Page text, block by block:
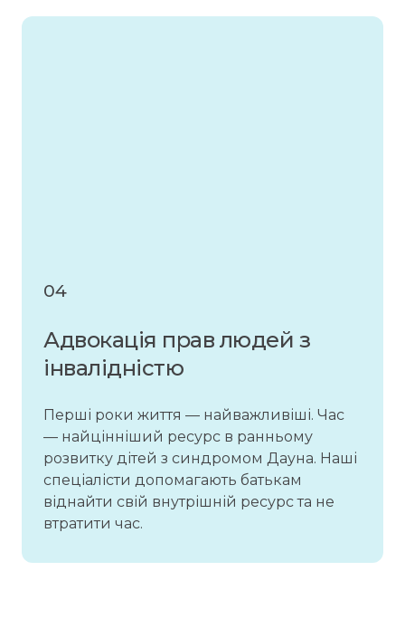
04
Адвокація прав людей з
інвалідністю
Перші роки життя — найважливіші. Час
— найцінніший ресурс в ранньому
розвитку дітей з синдромом Дауна. Наші
спеціалісти допомагають батькам
віднайти свій внутрішній ресурс та не
втратити час.